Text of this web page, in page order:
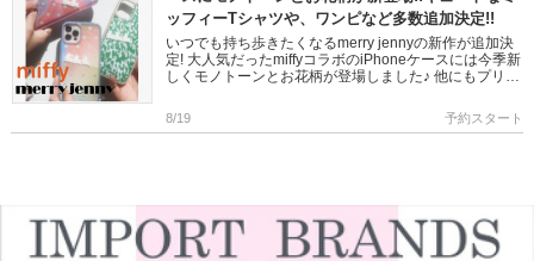
ッフィーTシャツや、ワンピなど多数追加決定!!
いつでも持ち歩きたくなるmerry jennyの新作が追加決
定! 大人気だったmiffyコラボのiPhoneケースには今季新
しくモノトーンとお花柄が登場しました♪ 他にもプリン
8/19 予約スタート